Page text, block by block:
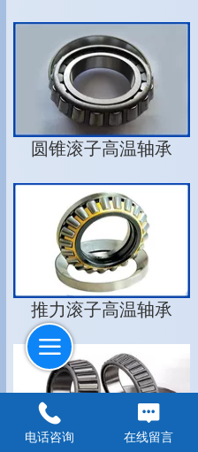
圆锥滚子高温轴承
推力滚子高温轴承
电话咨询 在线留言